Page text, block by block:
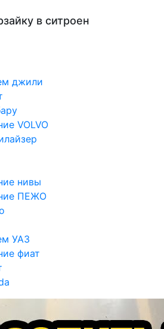
в ситроен
джили
VOLVO
нивы
ПЕЖО
УАЗ
фиат